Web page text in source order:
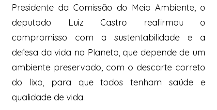
Presidente da Comissão do Meio Ambiente, o
deputado Luiz Castro reafirmou o
compromisso com a sustentabilidade e a
defesa da vida no Planeta, que depende de um
ambiente preservado, com o descarte correto
do lixo, para que todos tenham saúde e
qualidade de vida.